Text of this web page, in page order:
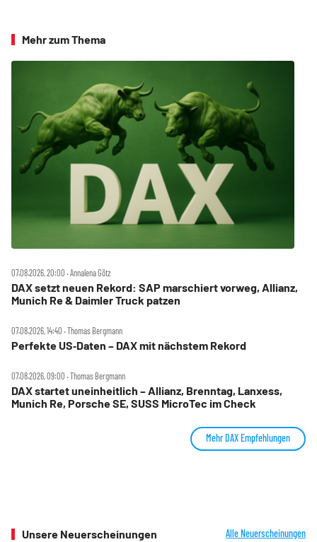
Mehr zum Thema
07.08.2026, 20:00 ‧ Annalena Götz
DAX setzt neuen Rekord: SAP marschiert vorweg, Allianz,
Munich Re & Daimler Truck patzen
07.08.2026, 14:40 ‧ Thomas Bergmann
Perfekte US‑Daten – DAX mit nächstem Rekord
07.08.2026, 09:00 ‧ Thomas Bergmann
DAX startet uneinheitlich – Allianz, Brenntag, Lanxess,
Munich Re, Porsche SE, SUSS MicroTec im Check
Mehr DAX Empfehlungen
Unsere Neuerscheinungen Alle Neuerscheinungen